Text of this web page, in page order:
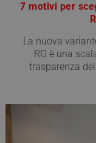
7 motivi per
La nuova
RG è una
trasparenza